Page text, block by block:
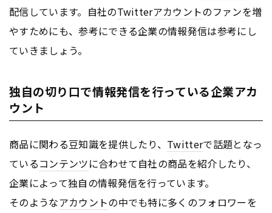
配信しています。自社のTwitterアカウントのファンを増
やすためにも、参考にできる企業の情報発信は参考にし
ていきましょう。
独自の切り口で情報発信を行っている企業アカ
ウント
商品に関わる豆知識を提供したり、 Twitterで話題となっ
ているコンテンツに合わせて自社の商品を紹介したり、
企業によって独自の情報発信を行っています。
そのようなアカウントの中でも特に多くのフォロワーを